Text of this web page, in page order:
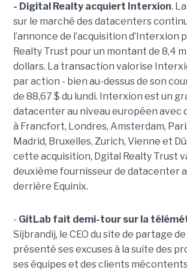
- Digital Realty acquiert Interxion.
sur le marché des datacenters
l’annonce de l’acquisition d’Interxion
Realty Trust pour un montant de 8,4
dollars. La transaction valorise
par action - bien au-dessus de son
de 88,67 $ du lundi. Interxion est un
datacenter au niveau européen avec
à Francfort, Londres, Amsterdam,
Madrid, Bruxelles, Zurich, Vienne et
cette acquisition, Dgital Realty Trust
deuxième fournisseur de datacenter
derrière Equinix.
- GitLab fait demi-tour sur la
Sijbrandij, le CEO du site de partage de
présenté ses excuses à la suite des
ses équipes et des clients